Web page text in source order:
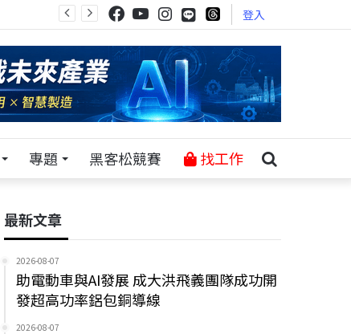
登入
專題 黑客松競賽 找工作
最新文章
2026-08-07
助電動車與AI發展 成大洪飛義團隊成功開
發超高功率鋁包銅導線
2026-08-07